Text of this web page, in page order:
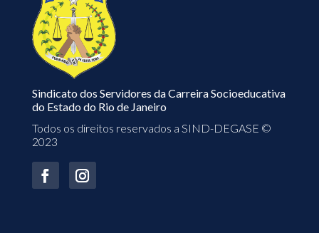
Sindicato dos Servidores da Carreira Socioeducativa
do Estado do Rio de Janeiro
Todos os direitos reservados a SIND-DEGASE ©
2023